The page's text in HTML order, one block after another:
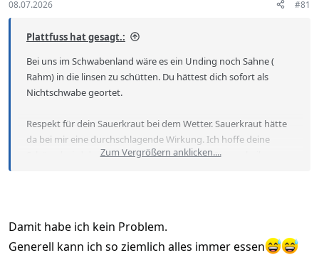
08.07.2026 #81
Plattfuss hat gesagt.:
Bei uns im Schwabenland wäre es ein Unding noch Sahne (
Rahm) in die linsen zu schütten. Du hättest dich sofort als
Nichtschwabe geortet.
Respekt für dein Sauerkraut bei dem Wetter. Sauerkraut hätte
da bei mir eine durchschlagende Wirkung. Ich hoffe deine
Schüssel wird das Ergebnis vom Sauerkraut Genuss heilen
Zum Vergrößern anklicken....
Damit habe ich kein Problem.
Generell kann ich so ziemlich alles immer essen